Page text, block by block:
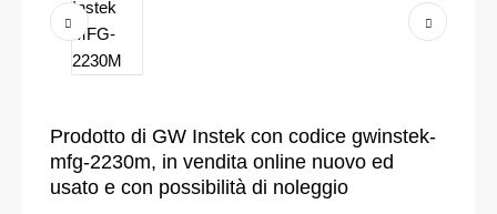
Prodotto di GW Instek con codice gwinstek-
mfg-2230m, in vendita online nuovo ed
usato e con possibilità di noleggio